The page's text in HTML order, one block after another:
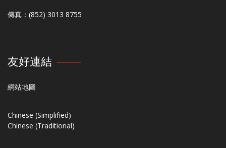
傳真：(852) 3013 8755
友好連結
網站地圖
Chinese (Simplified)
Chinese (Traditional)